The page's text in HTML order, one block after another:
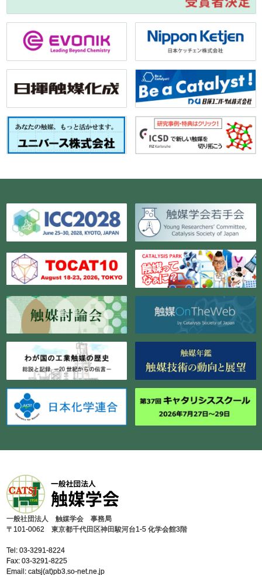
⼀般社団法⼈ 触媒学会 事務局
〒101-0062 東京都千代⽥区神⽥駿河台1-5 化学会館3階
Tel: 03-3291-8224
Fax: 03-3291-8225
Email: catsj(at)pb3.so-net.ne.jp